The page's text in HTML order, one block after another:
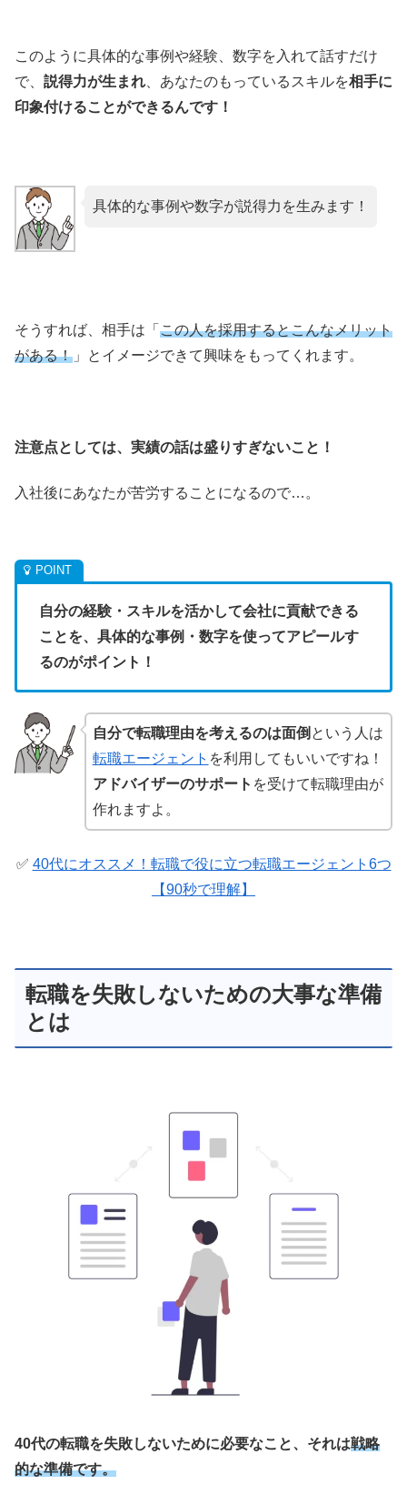
このように具体的な事例や経験、数字を入れて話すだけ
で、 説得力が生まれ 、あなたのもっているスキルを相手に
印象付けることができるんです！
具体的な事例や数字が説得力を生みます！
そうすれば、相手は「 この人を採用するとこんなメリット
がある！ 」とイメージできて興味をもってくれます。
注意点としては、実績の話は盛りすぎないこと！
入社後にあなたが苦労することになるので…。
自分の経験・スキルを活かして会社に貢献できる
ことを、 具体的な事例・数字を使ってアピールす
るのがポイント！
自分で転職理由を考えるのは面倒 という人は
転職エージェント を利用してもいいですね！
アドバイザーのサポート を受けて転職理由が
作れますよ。
✅ 40代にオススメ！転職で役に立つ転職エージェント6つ
【90秒で理解】
転職を失敗しないための大事な準備
とは
40代の転職を失敗しないために必要なこと、それは戦略
的な準備です。